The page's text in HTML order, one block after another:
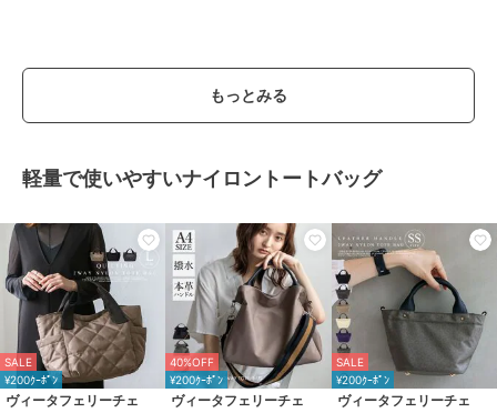
もっとみる
軽量で使いやすいナイロントートバッグ
SALE
¥200ｸｰﾎﾟﾝ
ヴィータフェリーチェ
40%OFF
¥200ｸｰﾎﾟﾝ
ヴィータフェリーチェ
SALE
¥200ｸｰﾎﾟﾝ
ヴィータフェリーチェ